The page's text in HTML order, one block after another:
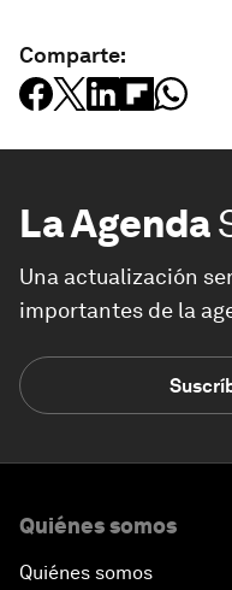
Comparte:
La Agenda
Una actualización
importantes de la
Quiénes somos
Quiénes somos